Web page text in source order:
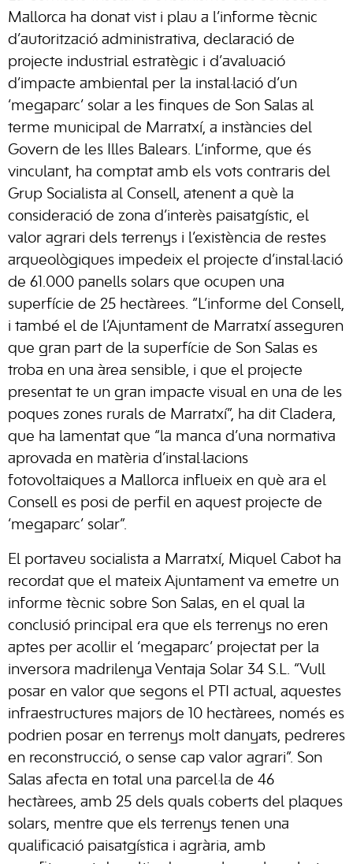
Mallorca ha donat vist i plau a l’informe tècnic
d’autorització administrativa, declaració de
projecte industrial estratègic i d’avaluació
d’impacte ambiental per la instal·lació d’un
‘megaparc’ solar a les finques de Son Salas al
terme municipal de Marratxí, a instàncies del
Govern de les Illes Balears. L’informe, que és
vinculant, ha comptat amb els vots contraris del
Grup Socialista al Consell, atenent a què la
consideració de zona d’interès paisatgístic, el
valor agrari dels terrenys i l’existència de restes
arqueològiques impedeix el projecte d’instal·lació
de 61.000 panells solars que ocupen una
superfície de 25 hectàrees. “L’informe del Consell,
i també el de l’Ajuntament de Marratxí asseguren
que gran part de la superfície de Son Salas es
troba en una àrea sensible, i que el projecte
presentat te un gran impacte visual en una de les
poques zones rurals de Marratxí”, ha dit Cladera,
que ha lamentat que “la manca d’una normativa
aprovada en matèria d’instal·lacions
fotovoltaiques a Mallorca influeix en què ara el
Consell es posi de perfil en aquest projecte de
‘megaparc’ solar”.
El portaveu socialista a Marratxí, Miquel Cabot ha
recordat que el mateix Ajuntament va emetre un
informe tècnic sobre Son Salas, en el qual la
conclusió principal era que els terrenys no eren
aptes per acollir el ‘megaparc’ projectat per la
inversora madrilenya Ventaja Solar 34 S.L. “Vull
posar en valor que segons el PTI actual, aquestes
infraestructures majors de 10 hectàrees, només es
podrien posar en terrenys molt danyats, pedreres
en reconstrucció, o sense cap valor agrari”. Son
Salas afecta en total una parcel·la de 46
hectàrees, amb 25 dels quals coberts del plaques
solars, mentre que els terrenys tenen una
qualificació paisatgística i agrària, amb